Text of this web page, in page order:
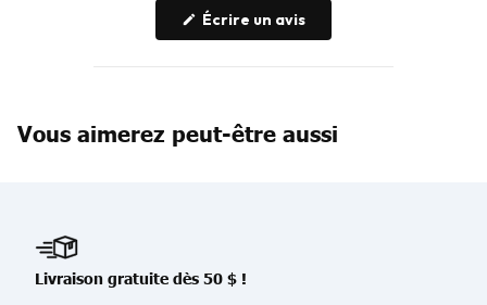
Écrire un avis(S'ouvre
dans
Vous aimerez peut-être aussi
Livraison gratuite dès 50 $ !